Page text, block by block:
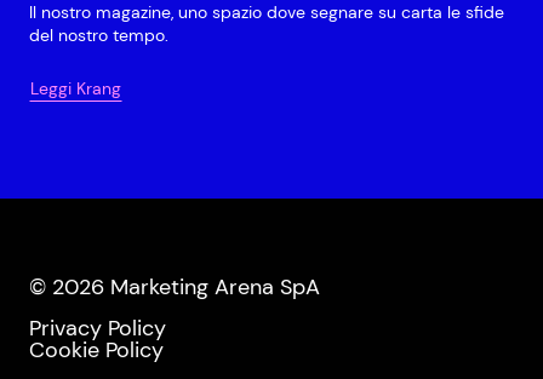
Il nostro magazine, uno spazio dove segnare su carta le sfide
del nostro tempo.
Leggi Krang
© 2026 Marketing Arena SpA
Privacy Policy
Cookie Policy